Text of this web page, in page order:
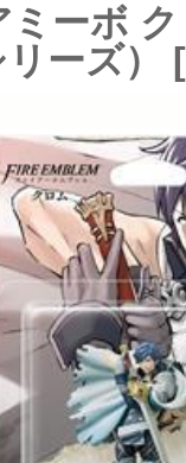
ミーボ
ーズ）